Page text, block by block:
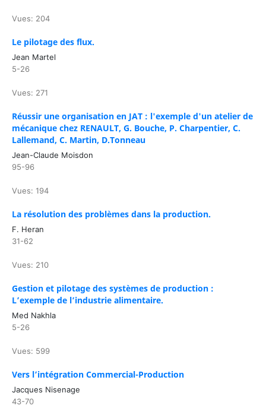
Vues: 204
Le pilotage des flux.
Jean Martel
5-26
Vues: 271
Réussir une organisation en JAT : l'exemple d'un atelier de
mécanique chez RENAULT, G. Bouche, P. Charpentier, C.
Lallemand, C. Martin, D.Tonneau
Jean-Claude Moisdon
95-96
Vues: 194
La résolution des problèmes dans la production.
F. Heran
31-62
Vues: 210
Gestion et pilotage des systèmes de production :
L’exemple de l’industrie alimentaire.
Med Nakhla
5-26
Vues: 599
Vers l’intégration Commercial-Production
Jacques Nisenage
43-70